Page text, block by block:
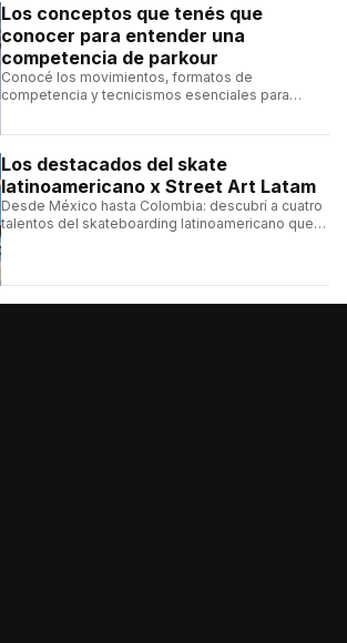
Los conceptos que tenés que
conocer para entender una
competencia de parkour
Conocé los movimientos, formatos de
competencia y tecnicismos esenciales para
Los destacados del skate
latinoamericano x Street Art Latam
Desde México hasta Colombia: descubrí a cuatro
talentos del skateboarding latinoamericano que